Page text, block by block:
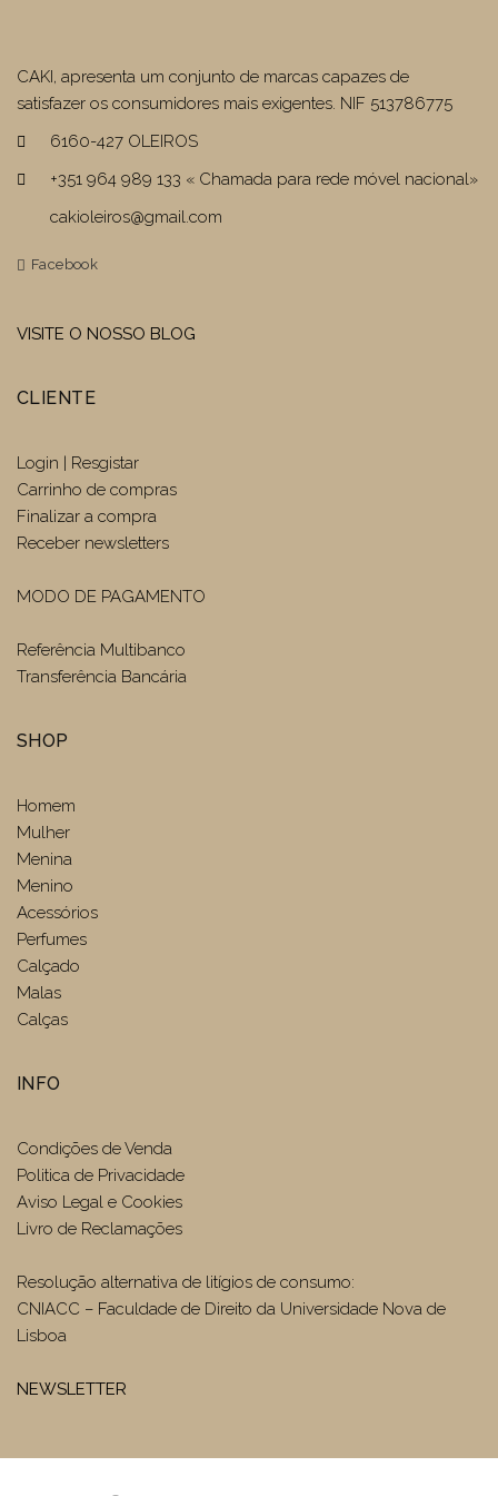
CAKI, apresenta um conjunto de marcas capazes de
satisfazer os consumidores mais exigentes. NIF 513786775
6160-427 OLEIROS
+351 964 989 133 « Chamada para rede móvel nacional»
cakioleiros@gmail.com
Facebook
VISITE O NOSSO BLOG
CLIENTE
Login | Resgistar
Carrinho de compras
Finalizar a compra
Receber newsletters
MODO DE PAGAMENTO
Referência Multibanco
Transferência Bancária
SHOP
Homem
Mulher
Menina
Menino
Acessórios
Perfumes
Calçado
Malas
Calças
INFO
Condições de Venda
Politica de Privacidade
Aviso Legal e Cookies
Livro de Reclamações
Resolução alternativa de litígios de consumo:
CNIACC – Faculdade de Direito da Universidade Nova de
Lisboa
NEWSLETTER